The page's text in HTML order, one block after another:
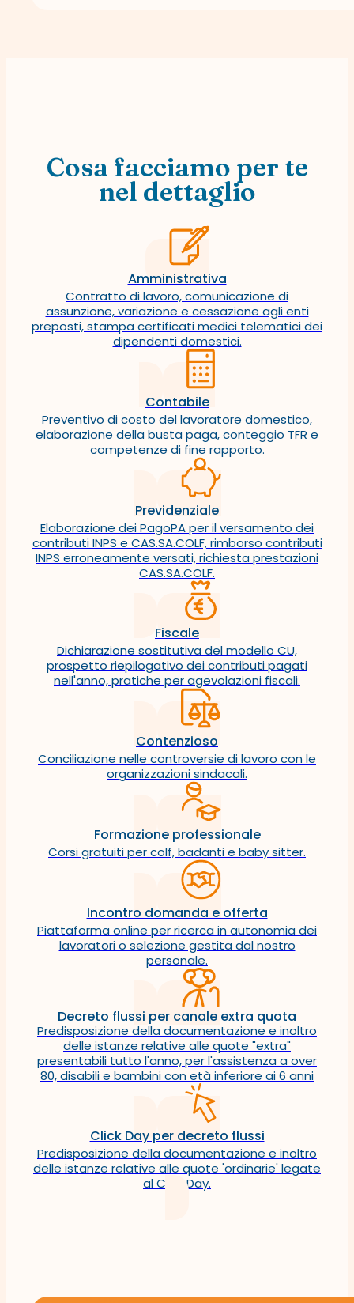
Cosa facciamo per te
nel dettaglio
Amministrativa
Contratto di lavoro, comunicazione di
assunzione, variazione e cessazione agli enti
preposti, stampa certificati medici telematici dei
dipendenti domestici.
Contabile
Preventivo di costo del lavoratore domestico,
elaborazione della busta paga, conteggio TFR e
competenze di fine rapporto.
Previdenziale
Elaborazione dei PagoPA per il versamento dei
contributi INPS e CAS.SA.COLF, rimborso contributi
INPS erroneamente versati, richiesta prestazioni
CAS.SA.COLF.
Fiscale
Dichiarazione sostitutiva del modello CU,
prospetto riepilogativo dei contributi pagati
nell'anno, pratiche per agevolazioni fiscali.
Contenzioso
Conciliazione nelle controversie di lavoro con le
organizzazioni sindacali.
Formazione professionale
Corsi gratuiti per colf, badanti e baby sitter.
Incontro domanda e offerta
Piattaforma online per ricerca in autonomia dei
lavoratori o selezione gestita dal nostro
personale.
Decreto flussi per canale extra quota
Predisposizione della documentazione e inoltro
delle istanze relative alle quote "extra"
presentabili tutto l'anno, per l'assistenza a over
80, disabili e bambini con età inferiore ai 6 anni
Click Day per decreto flussi
Predisposizione della documentazione e inoltro
delle istanze relative alle quote 'ordinarie' legate
al Click Day.